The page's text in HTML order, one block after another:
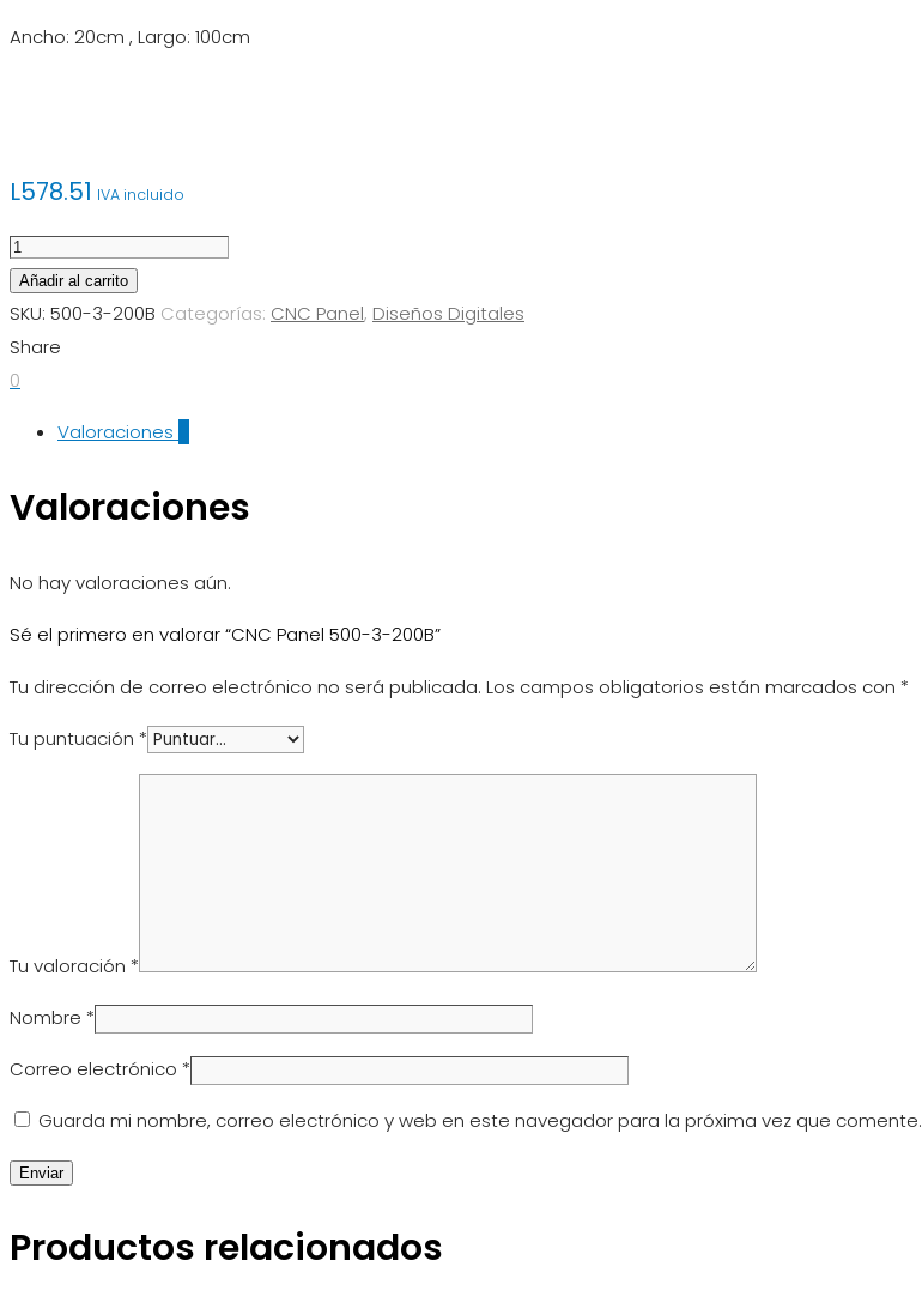
Ancho: 20cm , Largo: 100cm
L578.51 IVA incluido
CNC
Panel
500-
3-
200B
Añadir al carrito
SKU: 500-3-200B Categorías: CNC Panel, Diseños Digitales
Share
0
Valoraciones
Valoraciones
No hay valoraciones aún.
Sé el primero en valorar “CNC Panel 500-3-200B”
Tu dirección de correo electrónico no será publicada. Los campos obligatorios están marcados con *
Tu puntuación *
Tu valoración *
Nombre *
Correo electrónico *
Guarda mi nombre, correo electrónico y web en este navegador para la próxima vez que comente.
Productos relacionados